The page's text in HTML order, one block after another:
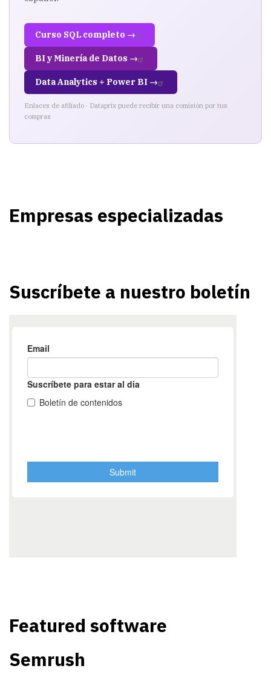
Curso SQL completo →
BI y Minería de Datos →
Data Analytics + Power BI →
Enlaces de afiliado · Dataprix puede recibir una comisión por tus
compras
Empresas especializadas
Suscríbete a nuestro boletín
Featured software
Semrush